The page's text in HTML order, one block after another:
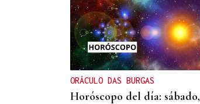
ORÁCULO DAS BURGAS
Horóscopo del día: sábado,